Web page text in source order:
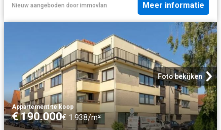
Nieuw aangeboden door immovlan Meer informatie
Foto bekijken
Appartement·te koop
€ 190.000€ 1.938/m²